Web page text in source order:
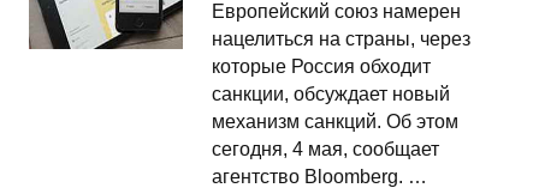
Европейский союз намерен
нацелиться на страны, через
которые Россия обходит
санкции, обсуждает новый
механизм санкций. Об этом
сегодня, 4 мая, сообщает
агентство Bloomberg. …